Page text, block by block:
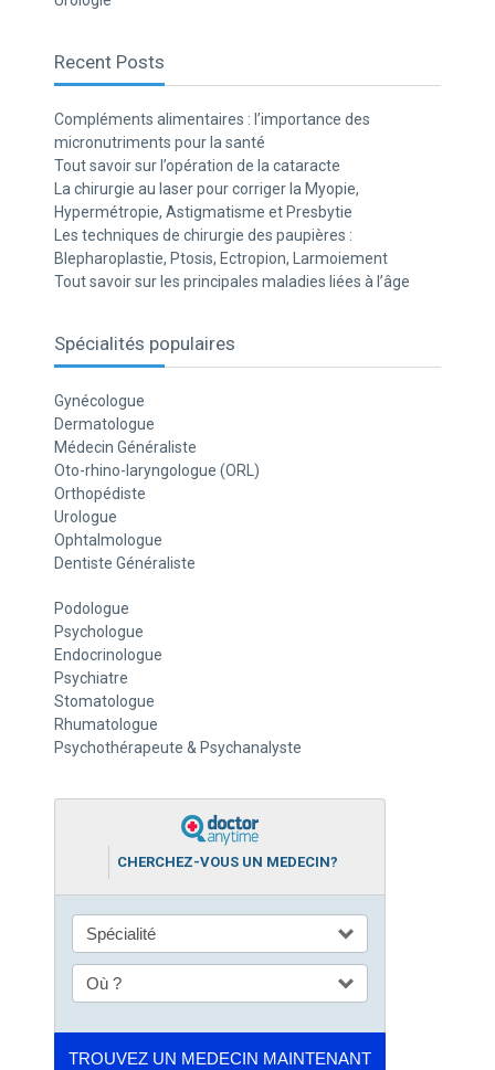
Recent Posts
Compléments alimentaires : l’importance des
micronutriments pour la santé
Tout savoir sur l’opération de la cataracte
La chirurgie au laser pour corriger la Myopie,
Hypermétropie, Astigmatisme et Presbytie
Les techniques de chirurgie des paupières :
Blepharoplastie, Ptosis, Ectropion, Larmoiement
Tout savoir sur les principales maladies liées à l’âge
Spécialités populaires
Gynécologue
Dermatologue
Médecin Généraliste
Oto-rhino-laryngologue (ORL)
Orthopédiste
Urologue
Ophtalmologue
Dentiste Généraliste
Podologue
Psychologue
Endocrinologue
Psychiatre
Stomatologue
Rhumatologue
Psychothérapeute & Psychanalyste
CHERCHEZ-VOUS UN MEDECIN?